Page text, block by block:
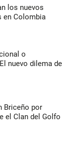
los nuevos
en Colombia
o
nuevo dilema de
Briceño por
el Clan del Golfo